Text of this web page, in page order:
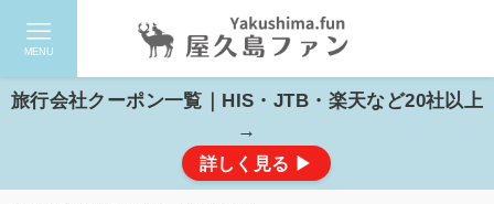
MENU
旅行会社クーポン一覧｜HIS・JTB・楽天など20社以上
→
詳しく見る ▶